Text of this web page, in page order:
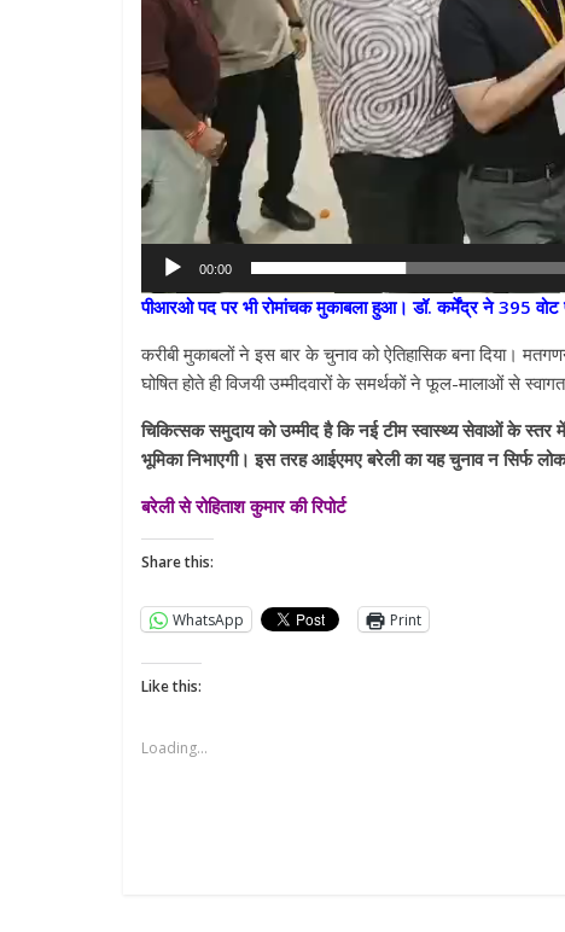
00:00
पीआरओ पद पर भी रोमांचक मुकाबला हुआ। डॉ. कर्मेंद्र ने 395
करीबी मुकाबलों ने इस बार के चुनाव को ऐतिहासिक बना दिया।
घोषित होते ही विजयी उम्मीदवारों के समर्थकों ने फूल-मालाओं से
चिकित्सक समुदाय को उम्मीद है कि नई टीम स्वास्थ्य सेवाओं के
भूमिका निभाएगी। इस तरह आईएमए बरेली का यह चुनाव न सिर्फ
बरेली से रोहिताश कुमार की रिपोर्ट
Share this:
WhatsApp Print
Like this:
Loading...